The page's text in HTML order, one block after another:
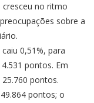
no ritmo
sobre a
0,51%, para
pontos. Em
pontos.
pontos; o